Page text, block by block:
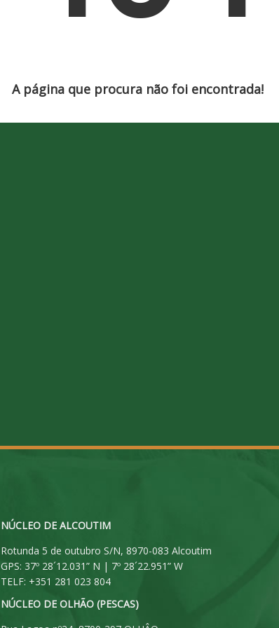
A página que procura não foi encontrada!
NÚCLEO DE ALCOUTIM
Rotunda 5 de outubro S/N, 8970-083 Alcoutim
GPS: 37º 28´12.031” N | 7º 28´22.951” W
TELF: +351 281 023 804
NÚCLEO DE OLHÃO (PESCAS)